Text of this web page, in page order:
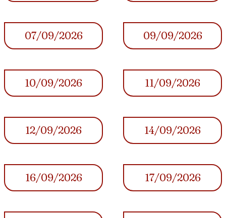
07/09/2026 09/09/2026
10/09/2026 11/09/2026
12/09/2026 14/09/2026
16/09/2026 17/09/2026